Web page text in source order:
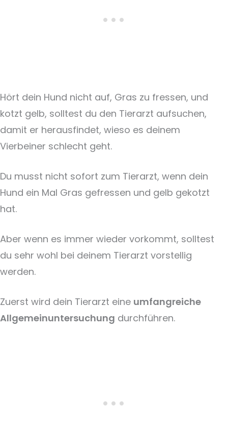
Hört dein Hund nicht auf, Gras zu fressen, und
kotzt gelb, solltest du den Tierarzt aufsuchen,
damit er herausfindet, wieso es deinem
Vierbeiner schlecht geht.
Du musst nicht sofort zum Tierarzt, wenn dein
Hund ein Mal Gras gefressen und gelb gekotzt
hat.
Aber wenn es immer wieder vorkommt, solltest
du sehr wohl bei deinem Tierarzt vorstellig
werden.
Zuerst wird dein Tierarzt eine umfangreiche
Allgemeinuntersuchung durchführen.